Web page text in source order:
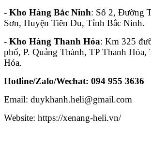
- Kho Hàng Bắc Ninh: Số 2, Đường
Sơn, Huyện Tiên Du, Tỉnh Bắc Ninh.
- Kho Hàng Thanh Hóa: Km 325
phố, P. Quảng Thành, TP Thanh Hóa,
Hóa.
Hotline/Zalo/Wechat: 094 955 3636
Email: duykhanh.heli@gmail.com
Website: https://xenang-heli.vn/